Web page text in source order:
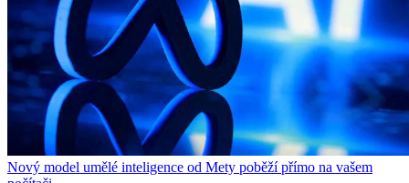
Nový model umělé inteligence od Mety poběží přímo na vašem